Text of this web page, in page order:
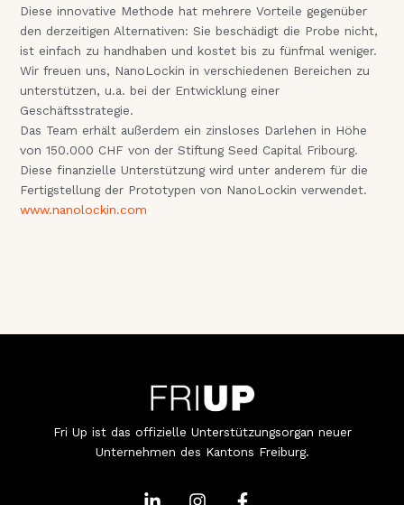
Diese innovative Methode hat mehrere Vorteile gegenüber
den derzeitigen Alternativen: Sie beschädigt die Probe nicht,
ist einfach zu handhaben und kostet bis zu fünfmal weniger.
Wir freuen uns, NanoLockin in verschiedenen Bereichen zu
unterstützen, u.a. bei der Entwicklung einer
Geschäftsstrategie.
Das Team erhält außerdem ein zinsloses Darlehen in Höhe
von 150.000 CHF von der Stiftung Seed Capital Fribourg.
Diese finanzielle Unterstützung wird unter anderem für die
Fertigstellung der Prototypen von NanoLockin verwendet.
www.nanolockin.com
Fri Up ist das offizielle Unterstützungsorgan neuer
Unternehmen des Kantons Freiburg.
I
F